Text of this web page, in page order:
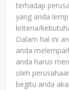
terhadap
yang anda
kriteria/
Dalam hal ini
anda
anda harus
oleh
begitu anda